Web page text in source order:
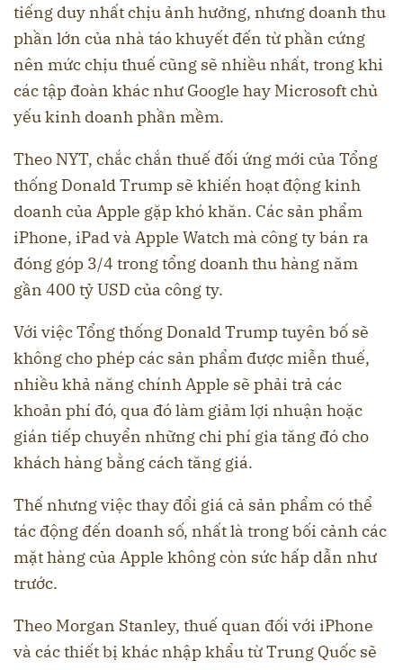
tiếng duy nhất chịu ảnh hưởng, nhưng doanh thu
phần lớn của nhà táo khuyết đến từ phần cứng
nên mức chịu thuế cũng sẽ nhiều nhất, trong khi
các tập đoàn khác như Google hay Microsoft chủ
yếu kinh doanh phần mềm.
Theo NYT, chắc chắn thuế đối ứng mới của Tổng
thống Donald Trump sẽ khiến hoạt động kinh
doanh của Apple gặp khó khăn. Các sản phẩm
iPhone, iPad và Apple Watch mà công ty bán ra
đóng góp 3/4 trong tổng doanh thu hàng năm
gần 400 tỷ USD của công ty.
Với việc Tổng thống Donald Trump tuyên bố sẽ
không cho phép các sản phẩm được miễn thuế,
nhiều khả năng chính Apple sẽ phải trả các
khoản phí đó, qua đó làm giảm lợi nhuận hoặc
gián tiếp chuyển những chi phí gia tăng đó cho
khách hàng bằng cách tăng giá.
Thế nhưng việc thay đổi giá cả sản phẩm có thể
tác động đến doanh số, nhất là trong bối cảnh các
mặt hàng của Apple không còn sức hấp dẫn như
trước.
Theo Morgan Stanley, thuế quan đối với iPhone
và các thiết bị khác nhập khẩu từ Trung Quốc sẽ